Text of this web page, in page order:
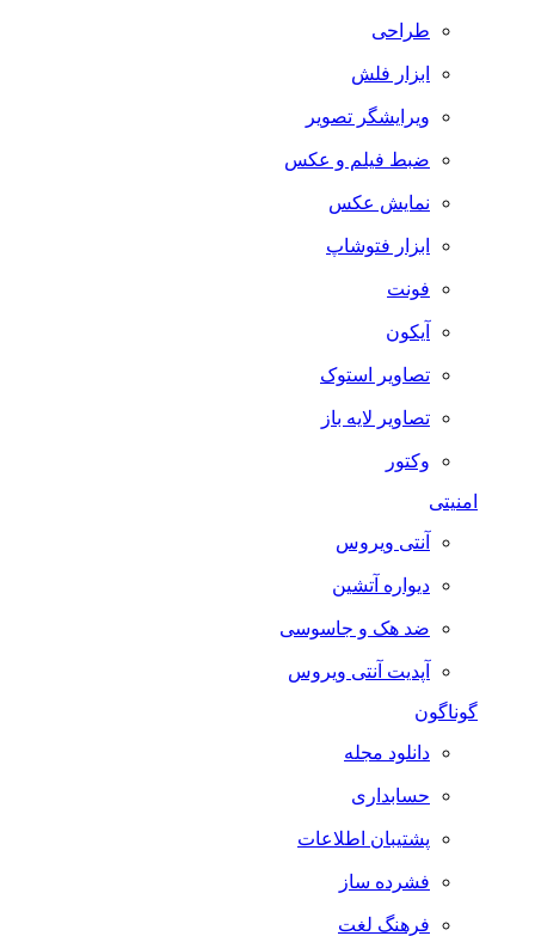
طراحی
ابزار فلش
ویرایشگر تصویر
ضبط فيلم و عكس
نمایش عکس
ابزار فتوشاپ
فونت
آیکون
تصاویر استوک
تصاویر لایه باز
وکتور
امنیتی
آنتی ویروس
دیواره آتشین
ضد هک و جاسوسی
آپدیت آنتی ویروس
گوناگون
دانلود مجله
حسابداری
پشتیبان اطلاعات
فشرده ساز
فرهنگ لغت